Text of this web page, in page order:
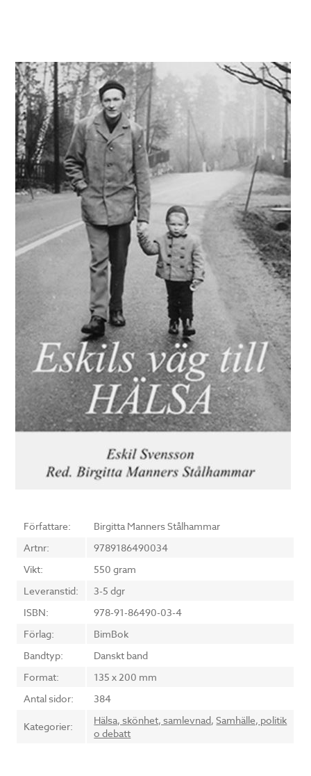
Författare:
Birgitta Manners Stålhammar
Artnr:
9789186490034
Vikt:
550 gram
Leveranstid:
3-5 dgr
ISBN:
978-91-86490-03-4
Förlag:
BimBok
Bandtyp:
Danskt band
Format:
135 x 200 mm
Antal sidor:
384
Kategorier: Hälsa, skönhet, samlevnad,Samhälle, politik
o debatt